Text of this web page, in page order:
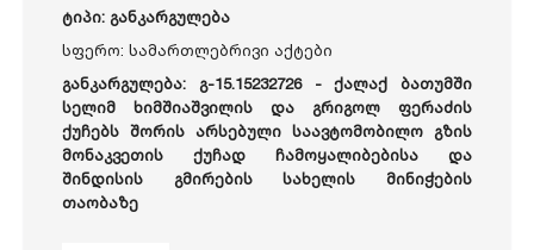
ტიპი: განკარგულება
სფერო: სამართლებრივი აქტები
განკარგულება: გ-15.15232726 -ქალაქ ბათუმში
სელიმ ხიმშიაშვილის და გრიგოლ ფერაძის
ქუჩებს შორის არსებული საავტომობილო გზის
მონაკვეთის ქუჩად ჩამოყალიბებისა და
შინდისის გმირების სახელის მინიჭების
თაობაზე